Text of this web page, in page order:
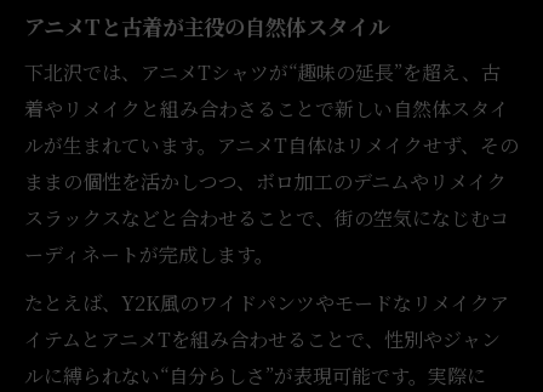
アニメTと古着が主役の自然体スタイル
下北沢では、アニメTシャツが“趣味の延長”を超え、古
着やリメイクと組み合わさることで新しい自然体スタイ
ルが生まれています。アニメT自体はリメイクせず、その
ままの個性を活かしつつ、ボロ加工のデニムやリメイク
スラックスなどと合わせることで、街の空気になじむコ
ーディネートが完成します。
たとえば、Y2K風のワイドパンツやモードなリメイクア
イテムとアニメTを組み合わせることで、性別やジャン
ルに縛られない“自分らしさ”が表現可能です。実際に